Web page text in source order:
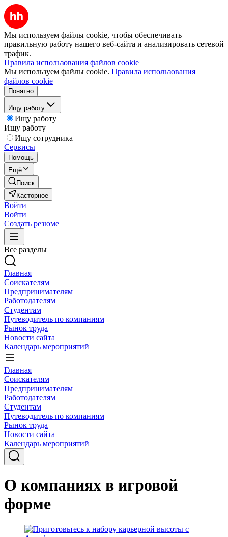
Мы используем файлы cookie, чтобы обеспечивать
правильную работу нашего веб-сайта и анализировать сетевой
трафик.
Правила использования файлов cookie
Мы используем файлы cookie. Правила использования
файлов cookie
Понятно
Ищу работу
Ищу работу
Ищу работу
Ищу сотрудника
Сервисы
Помощь
Ещё
Поиск
Касторное
Войти
Войти
Создать резюме
Все разделы
Главная
Соискателям
Предпринимателям
Работодателям
Студентам
Путеводитель по компаниям
Рынок труда
Новости сайта
Календарь мероприятий
Главная
Соискателям
Предпринимателям
Работодателям
Студентам
Путеводитель по компаниям
Рынок труда
Новости сайта
Календарь мероприятий
О компаниях в игровой
форме